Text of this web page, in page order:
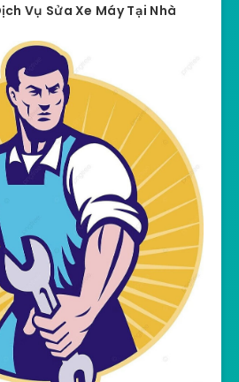
Vụ Sửa Xe Máy Tại Nhà